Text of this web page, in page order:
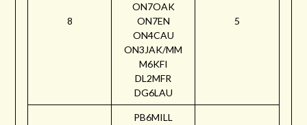
8
ON7OAK
ON7EN
ON4CAU
ON3JAK/MM
M6KFI
DL2MFR
DG6LAU
5
PB6MILL